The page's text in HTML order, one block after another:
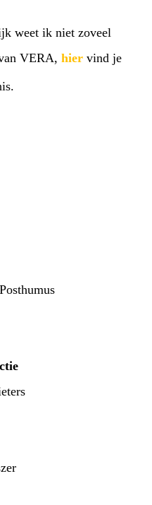
weet ik niet zoveel
VERA, hier vind je